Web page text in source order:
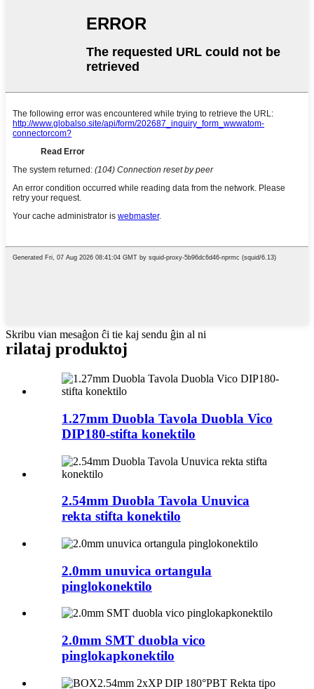
Skribu vian mesaĝon ĉi tie kaj sendu ĝin al ni
rilataj produktoj
1.27mm Duobla Tavola Duobla Vico
DIP180-stifta konektilo
2.54mm Duobla Tavola Unuvica
rekta stifta konektilo
2.0mm unuvica ortangula
pinglokonektilo
2.0mm SMT duobla vico
pinglokapkonektilo